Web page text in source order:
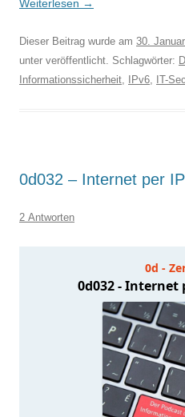
Weiterlesen →
Dieser Beitrag wurde am 30.
unter veröffentlicht. Schlagwörter:
Informationssicherheit, IPv6, IT-
0d032 – Internet per
2 Antworten